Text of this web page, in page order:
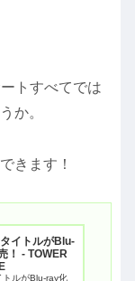
トすべてでは
か。
きます！
イトルがBlu-
！ - TOWER
トルがBlu-ray化